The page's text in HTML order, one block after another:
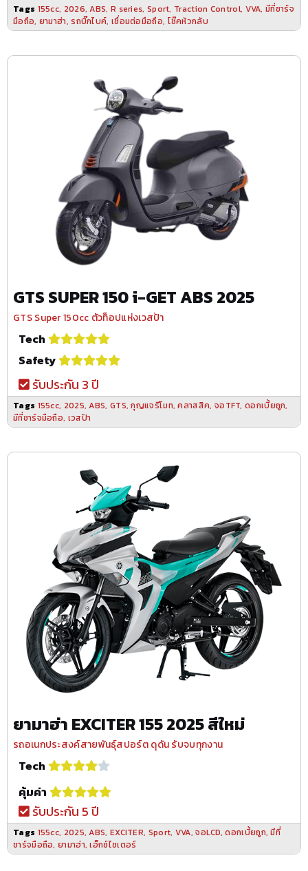
Tags 155cc, 2026,ABS, R series, Sport, Traction Control, VVA,มีที่ชาร์จ
มือถือ, ยามาฮ่า,รถบิ๊กไบค์, เชื่อมต่อมือถือ, โช๊คหัวกลับ
GTS SUPER 150 i-GET ABS 2025
GTS Super 150cc ตัวท็อปแห่งเวสป้า
Tech
Safety
รับประกัน 3 ปี
Tags 155cc, 2025,ABS, GTS,กุญแจรีโมท,คลาสสิค, จอTFT,ดอกเบี้ยถูก,
มีที่ชาร์จมือถือ, เวสป้า
ยามาฮ่า EXCITER 155 2025 สีใหม่
รถอเนกประสงค์สายพันธุ์สปอร์ต ดุดัน รับจบทุกงาน
Tech
คุ้มค่า
รับประกัน 5 ปี
Tags 155cc, 2025,ABS, EXCITER, Sport, VVA,จอLCD,ดอกเบี้ยถูก,มีที่
ชาร์จมือถือ,ยามาฮ่า,เอ็กซ์ไซเตอร์